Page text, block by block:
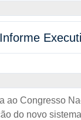
Informe
ao Congresso
do novo